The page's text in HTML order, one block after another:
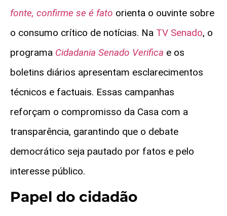
fonte, confirme se é fato orienta o ouvinte sobre
o consumo crítico de notícias. Na TV Senado, o
programa Cidadania Senado Verifica e os
boletins diários apresentam esclarecimentos
técnicos e factuais. Essas campanhas
reforçam o compromisso da Casa com a
transparência, garantindo que o debate
democrático seja pautado por fatos e pelo
interesse público.
Papel do cidadão